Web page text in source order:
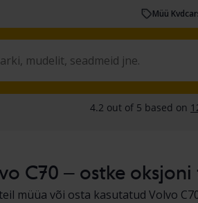
Müü
C70 – ostke
müüa või osta kasutatud Volvo